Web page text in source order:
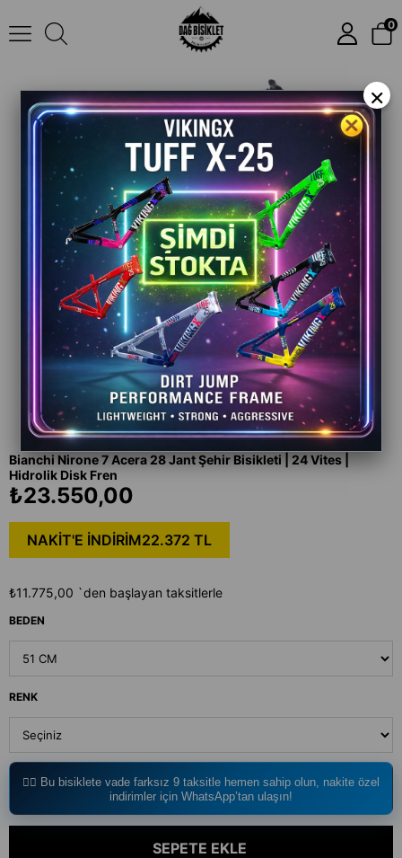
0
Bianchi Nirone 7 Acera 28 Jant Şehir Bisikleti | 24 Vites |
Hidrolik Disk Fren
₺23.550,00
NAKİT'E İNDİRİM22.372 TL
₺11.775,00 `den başlayan taksitlerle
BEDEN
RENK
🚴‍♂️ Bu bisiklete vade farksız 9 taksitle hemen sahip olun, nakite özel
indirimler için WhatsApp’tan ulaşın!
×